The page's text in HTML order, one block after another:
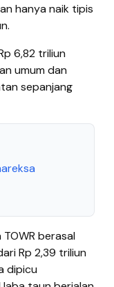
hanya naik tipis
6,82 triliun
umum dan
sepanjang
berasal
Rp 2,39 triliun
dipicu